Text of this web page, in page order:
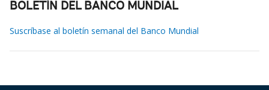
BOLETÍN DEL BANCO MUNDIAL
Suscríbase al boletín semanal del Banco Mundial